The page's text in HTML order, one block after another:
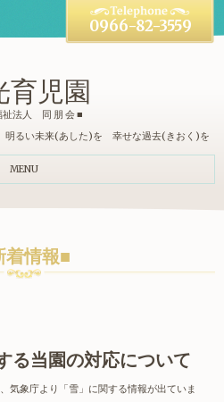
育児園
祉法人 同 朋 会 ■
るい未来(あした)を 幸せな過去(きおく)を
0966-82-3559
MENU
着情報■
当園の対応について
気象庁より「雪」に関する情報が出ていま